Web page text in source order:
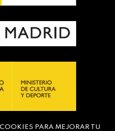
PARA MEJORAR TU